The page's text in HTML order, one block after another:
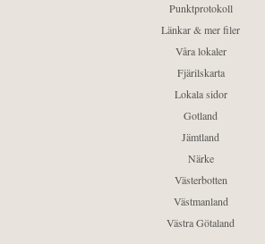
Punktprotokoll
Länkar & mer filer
Våra lokaler
Fjärilskarta
Lokala sidor
Gotland
Jämtland
Närke
Västerbotten
Västmanland
Västra Götaland